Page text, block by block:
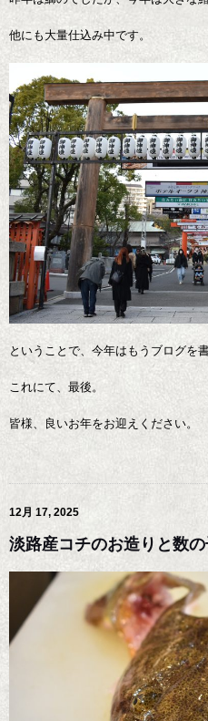
他にも大量仕込み中です。
ということで、今年はもうブログを
これにて、最後。
皆様、良いお年をお迎えください。
12月 17, 2025
淡路産コチのお造りと数